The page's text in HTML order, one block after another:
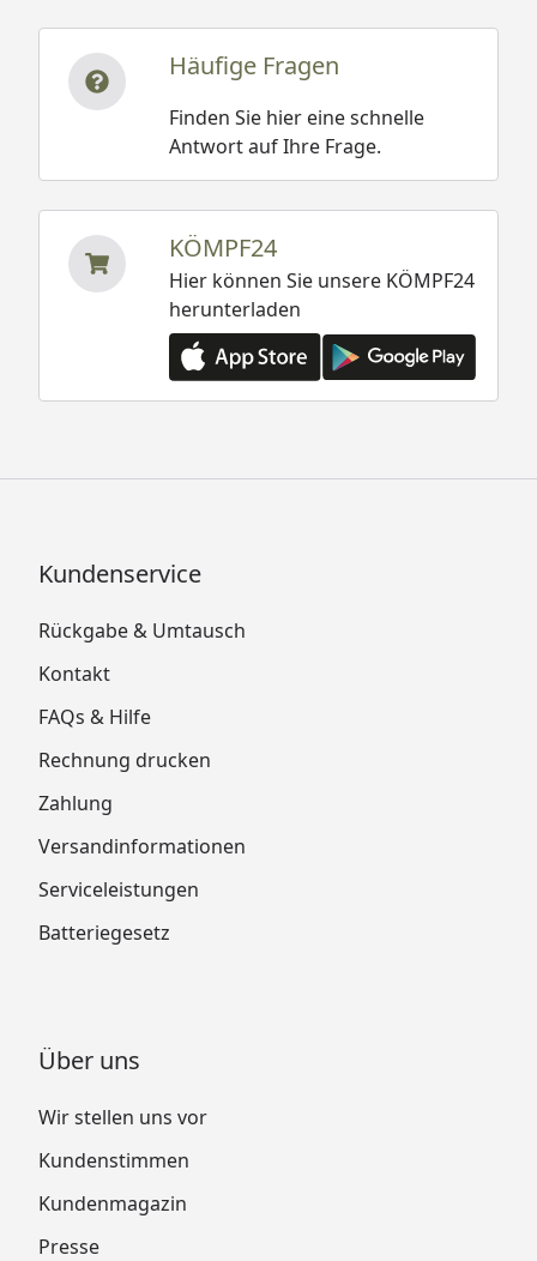
Häufige Fragen
Finden Sie hier eine schnelle
Antwort auf Ihre Frage.
KÖMPF24
Hier können Sie unsere KÖMPF24
herunterladen
Kundenservice
Rückgabe & Umtausch
Kontakt
FAQs & Hilfe
Rechnung drucken
Zahlung
Versandinformationen
Serviceleistungen
Batteriegesetz
Über uns
Wir stellen uns vor
Kundenstimmen
Kundenmagazin
Presse